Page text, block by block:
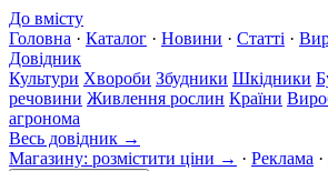
До вмісту
Головна · Каталог · Новини · Статті ·
Довідник
Культури Хвороби Збудники Шкідники
речовини Живлення рослин Країни
агронома
Весь довідник →
Магазину: розмістити ціни → · Реклама ·